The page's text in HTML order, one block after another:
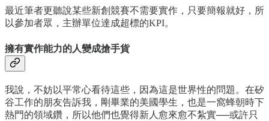
最近筆者更聽說某些新創競賽不需要實作，只要簡報就好，所
以參加者眾，主辦單位達成超標的KPI。
擁有實作能力的人變成搶手貨
我說，不妨以平常心看待這些，因為這是世界性的問題。在矽
谷工作的朋友告訴我，剛畢業的美國學生，也是一窩蜂朝時下
熱門的領域鑽，所以他們也覺得新人愈來愈不紮實──或許只